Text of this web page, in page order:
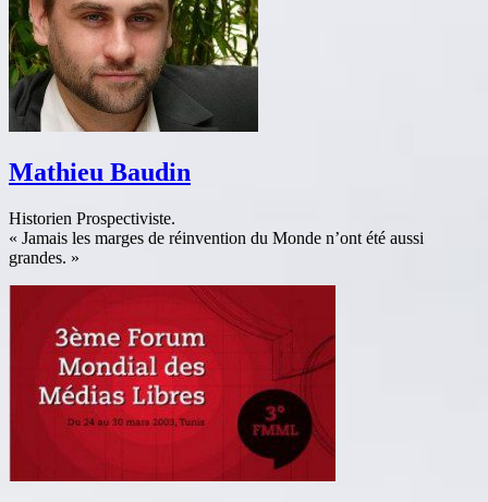
Mathieu Baudin
Historien Prospectiviste.
« Jamais les marges de réinvention du Monde n’ont été aussi
grandes. »